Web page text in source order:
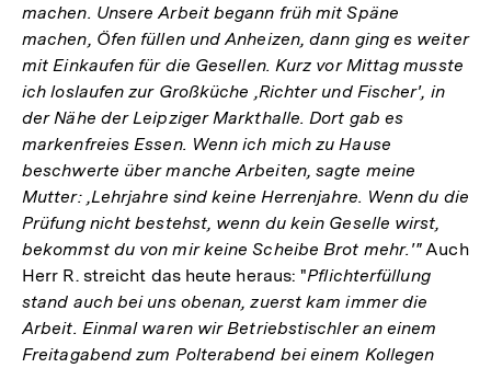
machen. Unsere Arbeit begann früh mit Späne
machen, Öfen füllen und Anheizen, dann ging es weiter
mit Einkaufen für die Gesellen. Kurz vor Mittag musste
ich loslaufen zur Großküche ,Richter und Fischer', in
der Nähe der Leipziger Markthalle. Dort gab es
markenfreies Essen. Wenn ich mich zu Hause
beschwerte über manche Arbeiten, sagte meine
Mutter: ,Lehrjahre sind keine Herrenjahre. Wenn du die
Prüfung nicht bestehst, wenn du kein Geselle wirst,
bekommst du von mir keine Scheibe Brot mehr.'" Auch
Herr R. streicht das heute heraus: "Pflichterfüllung
stand auch bei uns obenan, zuerst kam immer die
Arbeit. Einmal waren wir Betriebstischler an einem
Freitagabend zum Polterabend bei einem Kollegen